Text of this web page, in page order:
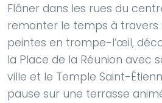
Flâner dans les rues du
remonter le temps à travers
peintes en trompe-l’œil,
la Place de la Réunion avec
ville et le Temple Saint-
pause sur une terrasse